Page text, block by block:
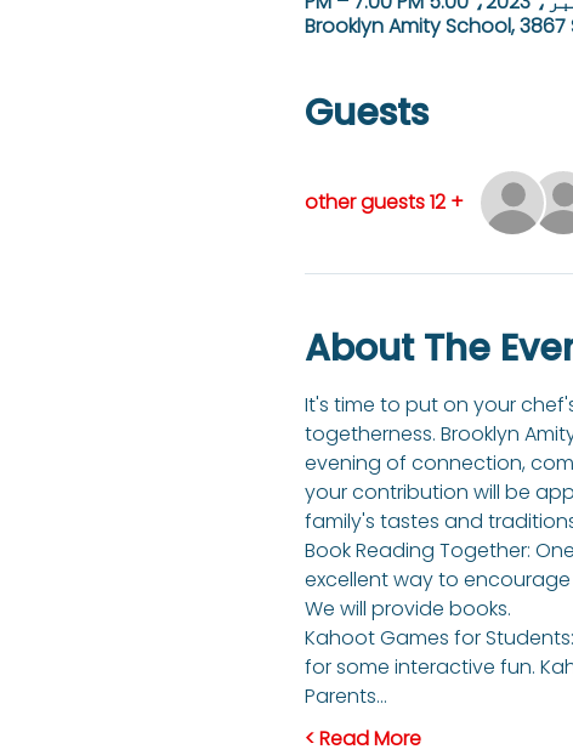
Brooklyn Amity School, 3867
Guests
+ 12 other guests
About The
It's time to put on your
togetherness. Brooklyn
evening of connection,
your contribution will be
family's tastes and
Book Reading Together:
excellent way to
We will provide books.
Kahoot Games for
for some interactive fun.
Parents…
Read More >